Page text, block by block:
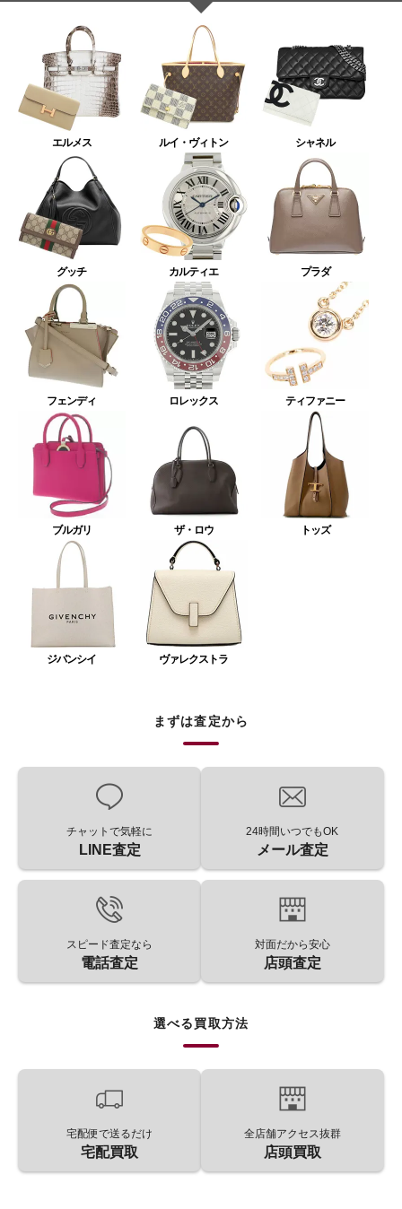
エルメス ルイ・ヴィトン シャネル
グッチ カルティエ プラダ
フェンディ ロレックス ティファニー
ブルガリ ザ・ロウ トッズ
ジバンシイ ヴァレクストラ
まずは査定から
チャットで気軽に
LINE査定
24時間いつでもOK
メール査定
スピード査定なら
電話査定
対面だから安心
店頭査定
選べる買取方法
宅配便で送るだけ
宅配買取
全店舗アクセス抜群
店頭買取